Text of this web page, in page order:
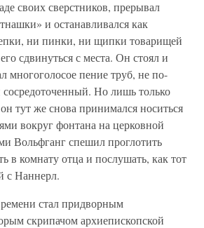
своих сверстников, прерывал
и останавливался как
ни пинки, ни щипки товарищей
сдвинуться с места. Он стоял и
многоголосое пение труб, не по-
сосредоточенный. Но лишь только
тут же снова принимался носиться
вокруг фонтана на церковной
Вольфганг спешил проглотить
в комнату отца и послушать, как тот
с Наннерл.
стал придворным
скрипачом архиепископской